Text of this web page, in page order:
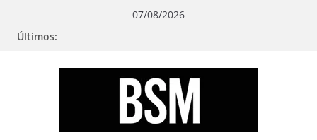
07/08/2026
Últimos:
sua